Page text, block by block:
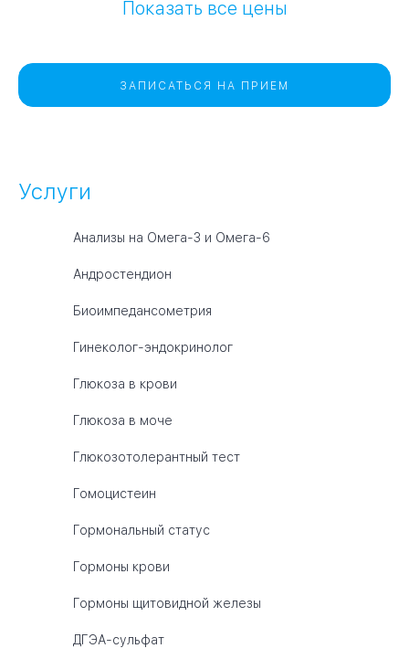
Показать все цены
ЗАПИСАТЬСЯ НА ПРИЕМ
Услуги
Анализы на Омега-3 и Омега-6
Андростендион
Биоимпедансометрия
Гинеколог-эндокринолог
Глюкоза в крови
Глюкоза в моче
Глюкозотолерантный тест
Гомоцистеин
Гормональный статус
Гормоны крови
Гормоны щитовидной железы
ДГЭА-сульфат